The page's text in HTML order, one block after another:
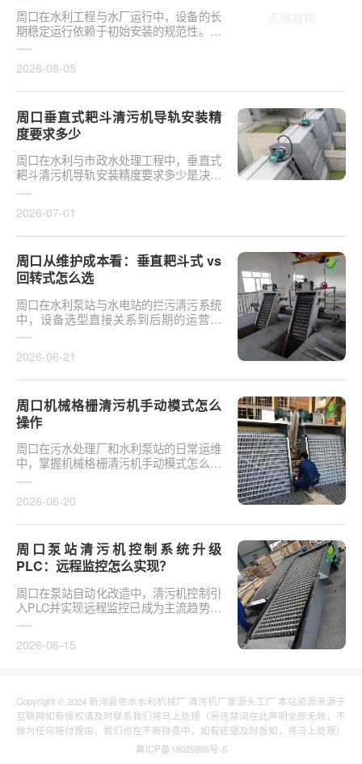
周口在水利工程与水厂运行中，设备的长
期稳定运行依赖于初始安装的规范性。对
于泵站核心拦污设备而言，其倾斜度直接
2026-08-05
周口垂直式耙斗清污机导轨安装精
度要求多少
周口在水利与市政水处理工程中，垂直式
耙斗清污机导轨安装精度要求多少是决定
设备运行平稳性的核心**。导轨作为耙斗
2026-07-01
周口从维护成本看：垂直耙斗式 vs
回转式怎么选
周口在水利泵站与水电站的拦污清污系统
中，设备选型直接关系到后期的运营开
支。探讨从维护成本看：垂直耙斗式 vs
2026-06-21
周口机械格栅清污机手动模式怎么
操作
周口在污水处理厂和水利泵站的日常运维
中，掌握机械格栅清污机手动模式怎么操
作是保障设备稳定运行的基础环节。以某
2026-06-20
周口泵站清污机控制系统升级
PLC：远程监控怎么实现？
周口在泵站自动化改造中，清污机控制引
入PLC并实现远程监控已成为主流趋势。
传统清污机多采用继电器硬接线，无法实
2026-06-15
Copyright © 2024 新河县依水水利机械厂 清污机厂家源头工厂 本站资源来源于
互联网如有侵权请及时联系我们将马上处理（另违禁词在此声明全部无效，不
做为任何赔付理由，我们也在不断排查中，如有还望及时告知，将马上处理）
冀ICP备18025995号-5